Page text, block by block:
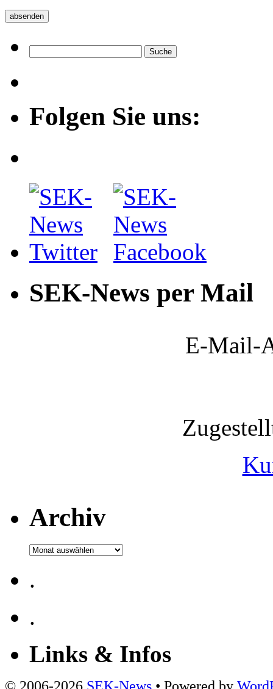
Folgen Sie uns:
SEK-News per Mail
E-Mail-
Archiv
Archiv
.
.
Links & Infos
© 2006-2026 SEK-News • Powered by